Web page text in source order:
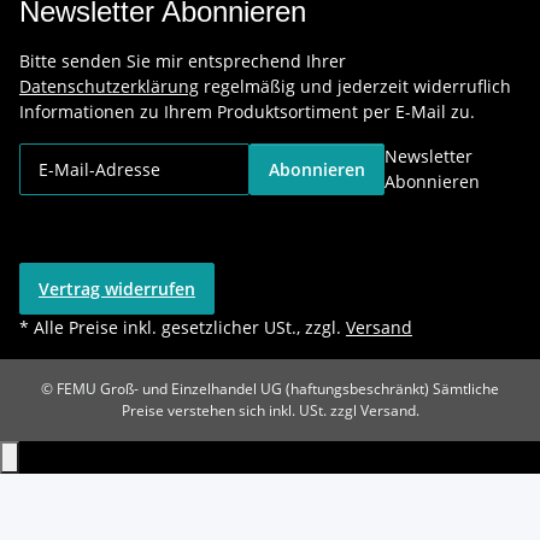
Newsletter Abonnieren
Bitte senden Sie mir entsprechend Ihrer
Datenschutzerklärung regelmäßig und jederzeit widerruflich
Informationen zu Ihrem Produktsortiment per E-Mail zu.
Abonnieren
Newsletter
Abonnieren
Vertrag widerrufen
* Alle Preise inkl. gesetzlicher USt., zzgl. Versand
© FEMU Groß- und Einzelhandel UG (haftungsbeschränkt) Sämtliche
Preise verstehen sich inkl. USt. zzgl Versand.